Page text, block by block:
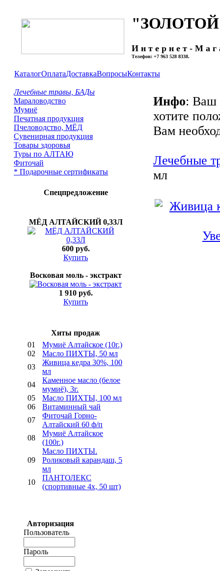
И н т е р н е т - М а г
Телефон: +7 963 528 8338.
КаталогОплатаДоставкаВопросыКонтакты
Лечебные травы, БАДы
Мараловодство
Мумиё
Печатная продукция
Пчеловодство, МЁД
Сувенирная продукция
Товары здоровья
Туры по АЛТАЮ
Фиточай
* Подарочные сертификаты
Спецпредложение
МЁД АЛТАЙСКИЙ 0,33Л
600 руб.
Купить
Восковая моль - экстракт
1 910 руб.
Купить
Хиты продаж
01
Мумиё Алтайское (10г.)
02
Mасло ПИХТЫ, 50 мл
03
Живица кедра 30%, 100
мл
04
Каменное масло (белое
мумиё), 3г.
05
Mасло ПИХТЫ, 100 мл
06
Bитаминный чай
07
Фиточай Горно-
Алтайский 60 ф/п
08
Мумиё Алтайское
(100г.)
09
Mасло ПИХТЫ.
Роликовый карандаш, 5
мл
10
ПАНТОЛЕКС
(спортивные 4х, 50 шт)
Авторизация
Пользователь
Пароль
Инфо: Ваш
хотите
Вам
Лечебные
мл